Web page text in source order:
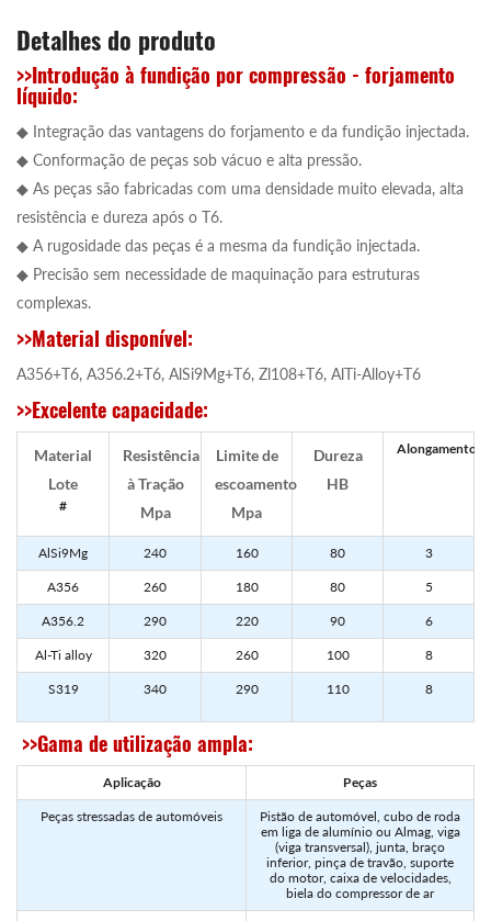
Detalhes do produto
>>Introdução à fundição por compressão - forjamento
líquido:
◆ Integração das vantagens do forjamento e da fundição injectada.
◆ Conformação de peças sob vácuo e alta pressão.
◆ As peças são fabricadas com uma densidade muito elevada, alta
resistência e dureza após o T6.
◆ A rugosidade das peças é a mesma da fundição injectada.
◆ Precisão sem necessidade de maquinação para estruturas
complexas.
>>Material disponível:
A356+T6, A356.2+T6, AlSi9Mg+T6, Zl108+T6, AlTi-Alloy+T6
>>Excelente capacidade:
Material
Lote
#
Resistência
à Tração
Mpa
Limite de
escoamento
Mpa
Dureza
HB
Alongamento%
AlSi9Mg 240 160 80 3
A356 260 180 80 5
A356.2 290 220 90 6
Al-Ti alloy 320 260 100 8
S319 340 290 110 8
>>Gama de utilização ampla:
Aplicação Peças
Peças stressadas de automóveis
Pistão de automóvel, cubo de roda
em liga de alumínio ou Almag, viga
(viga transversal), junta, braço
inferior, pinça de travão, suporte
do motor, caixa de velocidades,
biela do compressor de ar